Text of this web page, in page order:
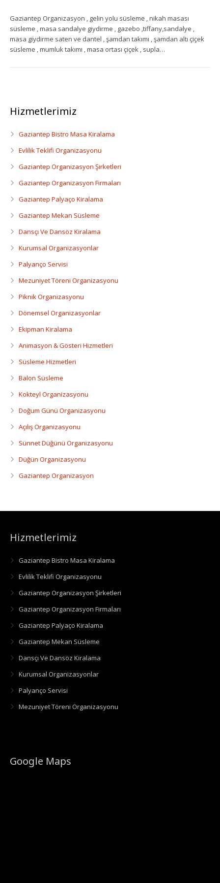
Ekipman Kiralama
Palyanço Servisi
Kokteyl Organizasyonu
Dönemsel Organizasyonlar
Kurumsal Organizasyonlar
Piknik Organizasyonu
Mezuniyet Töreni Organizasyonu
Gaziantep Bistro Masa Kiralama
Gaziantep Organizasyon
Gaziantep Organizasyon , gelin yolu süsleme , nikah masası
süsleme , masa sandalye giydirme , gazebo ,tiffany,sandalye ,
masa giydirme saten ve dantel , şamdan takımı , şamdan altı çiçek
süsleme , mumluk takımı , masa ortası çiçek , supla…
Hizmetlerimiz
Gaziantep Bistro Masa Kiralama
Evlilik Teklifi Organizasyonu
Gaziantep Organizasyon Şirketleri
Gaziantep Organizasyon Firmaları
Gaziantep Palyaço Kiralama
Gaziantep Mekan Süsleme
Dansçı Ve Dansöz Kiralama
Kurumsal Organizasyonlar
Palyanço Servisi
Mezuniyet Töreni Organizasyonu
Piknik Organizasyonu
Dönemsel Organizasyonlar
Ekipman Kiralama
Animasyon & Gösteri Hizmetleri
Süsleme Hizmetleri
Balon Süsleme
Kokteyl Organizasyonu
Doğum Günü Organizasyonu
Açılış Organizasyonu
Sünnet Düğünü Organizasyonu
Düğün Organizasyonu
Gaziantep Organizasyon
Hizmetlerimiz
Gaziantep Bistro Masa Kiralama
Evlilik Teklifi Organizasyonu
Gaziantep Organizasyon Şirketleri
Gaziantep Organizasyon Firmaları
Gaziantep Palyaço Kiralama
Gaziantep Mekan Süsleme
Dansçı Ve Dansöz Kiralama
Kurumsal Organizasyonlar
Palyanço Servisi
Mezuniyet Töreni Organizasyonu
Google Maps